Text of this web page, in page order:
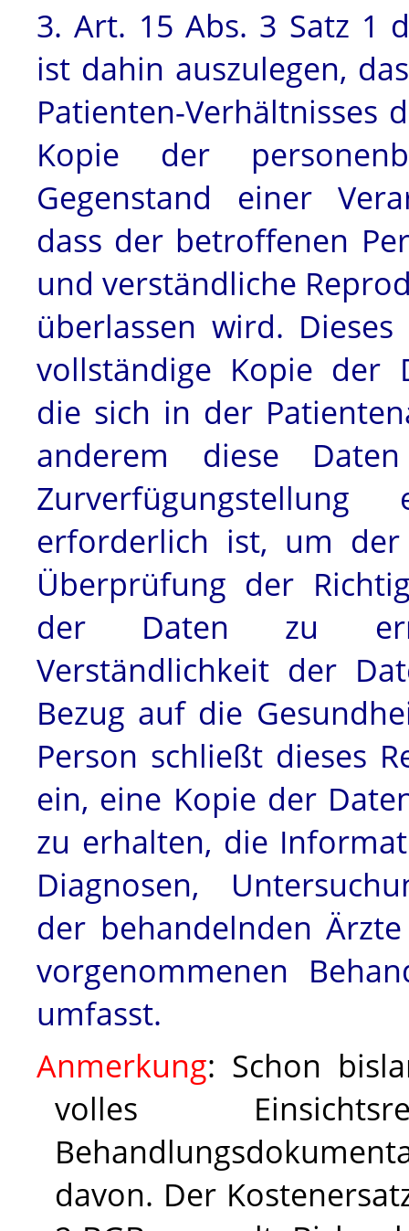
3. Art. 15 Abs. 3 Satz 1
ist dahin auszulegen,
Patienten-Verhältnisses
Kopie der
Gegenstand einer
dass der betroffenen
und verständliche
überlassen wird.
vollständige Kopie der
die sich in der
anderem diese
Zurverfügungstellung
erforderlich ist, um
Überprüfung der
der Daten zu
Verständlichkeit der
Bezug auf die
Person schließt dieses
ein, eine Kopie der
zu erhalten, die
Diagnosen,
der behandelnden
vorgenommenen
umfasst.
Anmerkung: Schon
volles
davon. Der